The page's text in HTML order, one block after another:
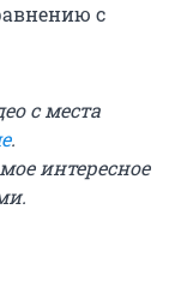
с
с места
.
интересное